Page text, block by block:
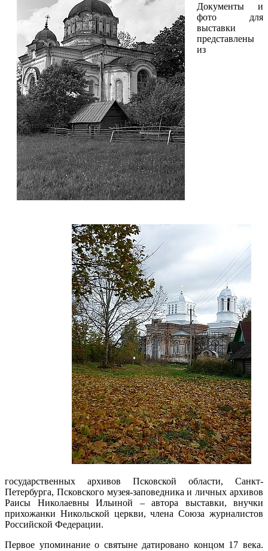
Документы и
фото для
выставки
представлены
из
государственных архивов Псковской области, Санкт-
Петербурга, Псковского музея-заповедника и личных архивов
Раисы Николаевны Ильиной – автора выставки, внучки
прихожанки Никольской церкви, члена Союза журналистов
Российской Федерации.
Первое упоминание о святыне датировано концом 17 века.